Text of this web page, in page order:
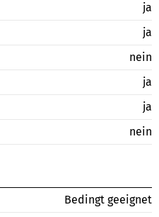
ja
ja
nein
ja
ja
nein
Bedingt geeignet